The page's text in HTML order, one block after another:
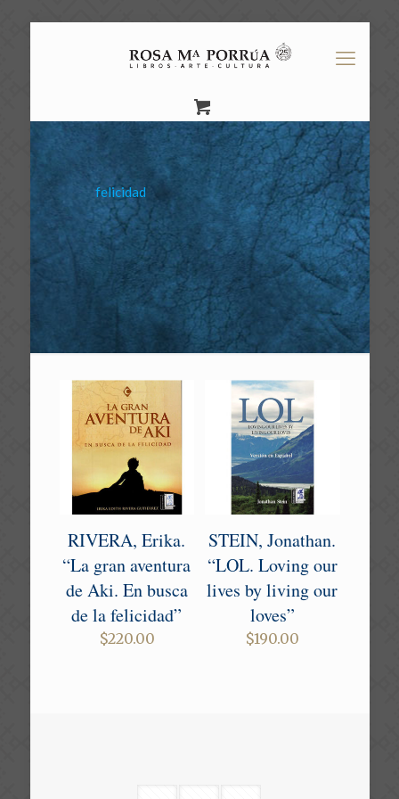
felicidad
RIVERA, Erika.
“La gran aventura
de Aki. En busca
de la felicidad”
$220.00
STEIN, Jonathan.
“LOL. Loving our
lives by living our
loves”
$190.00